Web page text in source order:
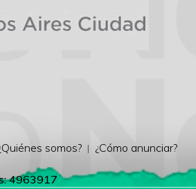
somos? ¿Cómo anunciar?
4963917